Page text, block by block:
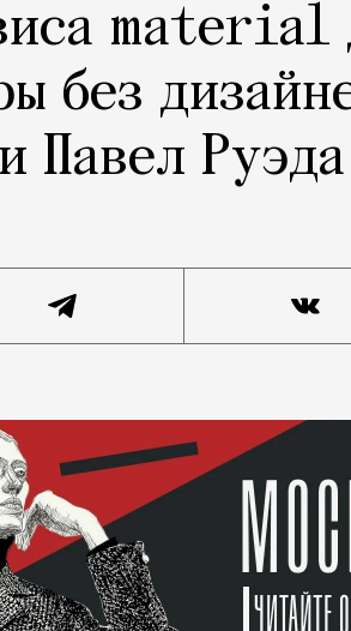
material
без
Павел Руэда